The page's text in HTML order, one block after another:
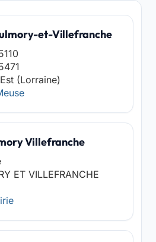
et-Villefranche
(Lorraine)
Villefranche
ET VILLEFRANCHE